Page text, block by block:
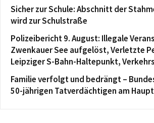
Sicher zur Schule: Abschnitt der
wird zur Schulstraße
Polizeibericht 9. August: Illegale
Zwenkauer See aufgelöst, Verletzte
Leipziger S-Bahn-Haltepunkt,
Familie verfolgt und bedrängt –
50-jährigen Tatverdächtigen am